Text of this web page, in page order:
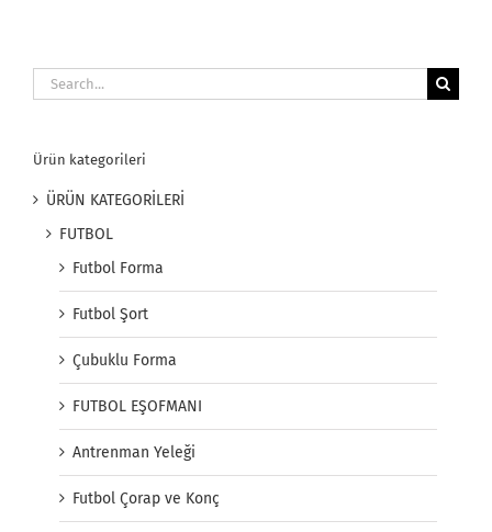
Search
for:
Ürün kategorileri
ÜRÜN KATEGORİLERİ
FUTBOL
Futbol Forma
Futbol Şort
Çubuklu Forma
FUTBOL EŞOFMANI
Antrenman Yeleği
Futbol Çorap ve Konç